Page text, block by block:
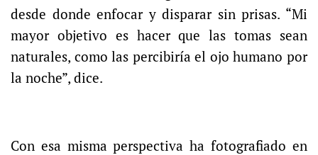
desde donde enfocar y disparar sin prisas. “Mi
mayor objetivo es hacer que las tomas sean
naturales, como las percibiría el ojo humano por
la noche”, dice.
Con esa misma perspectiva ha fotografiado en